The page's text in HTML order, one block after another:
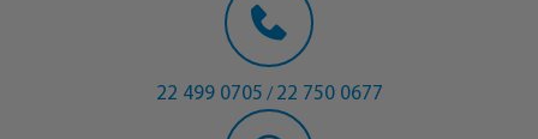
22 499 0705 / 22 750 0677